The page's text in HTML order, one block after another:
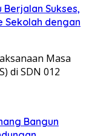
Berjalan Sukses,
Sekolah dengan
Masa
di SDN 012
Bangun